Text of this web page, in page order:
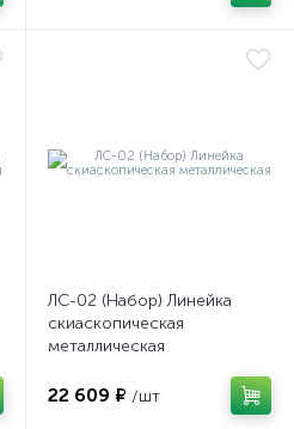
ЛС-02 (Набор) Линейка
скиаскопическая
металлическая
22 609 ₽ /шт